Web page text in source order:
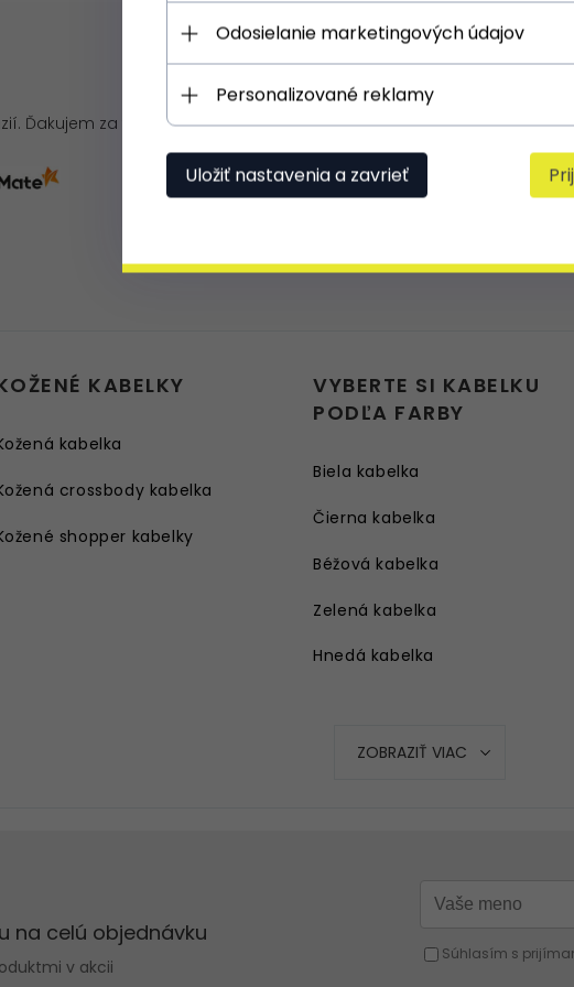
Ďakujem za to,
Už jsem doporučila tuto
očekávání.
Doporučuji
KABELKY
kabelka
crossbody kabelka
shopper kabelky
VYBERTE SI KABELKU
PODĽA FARBY
Biela kabelka
Čierna kabelka
Béžová kabelka
Zelená kabelka
Hnedá kabelka
Ružová kabelka
ZOBRAZIŤ VIAC
Odosielanie marketingových údajov
Personalizované reklamy
Uložiť nastavenia a zavrieť